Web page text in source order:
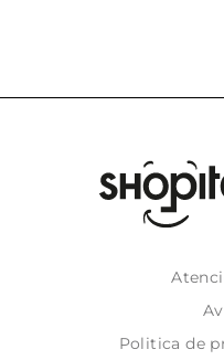
Politica de